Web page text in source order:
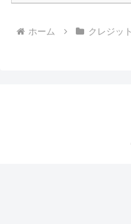
ホーム クレジッ